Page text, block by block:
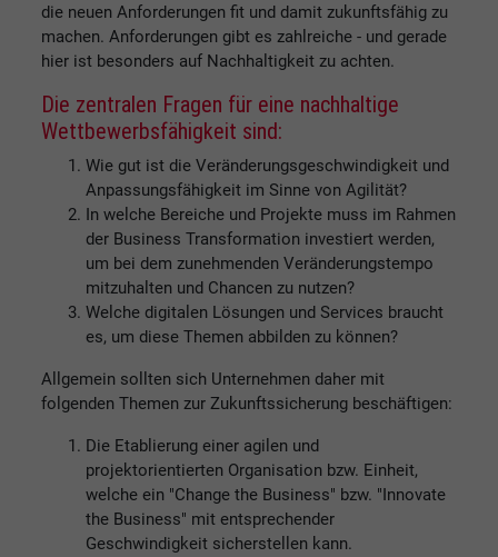
die neuen Anforderungen fit und damit zukunftsfähig zu
machen. Anforderungen gibt es zahlreiche - und gerade
hier ist besonders auf Nachhaltigkeit zu achten.
Die zentralen Fragen für eine nachhaltige
Wettbewerbsfähigkeit sind:
Wie gut ist die Veränderungsgeschwindigkeit und
Anpassungsfähigkeit im Sinne von Agilität?
In welche Bereiche und Projekte muss im Rahmen
der Business Transformation investiert werden,
um bei dem zunehmenden Veränderungstempo
mitzuhalten und Chancen zu nutzen?
Welche digitalen Lösungen und Services braucht
es, um diese Themen abbilden zu können?
Allgemein sollten sich Unternehmen daher mit
folgenden Themen zur Zukunftssicherung beschäftigen:
Die Etablierung einer agilen und
projektorientierten Organisation bzw. Einheit,
welche ein "Change the Business" bzw. "Innovate
the Business" mit entsprechender
Geschwindigkeit sicherstellen kann.